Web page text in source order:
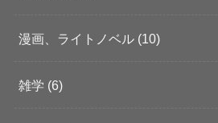
漫画、ライトノベル (10)
雑学 (6)